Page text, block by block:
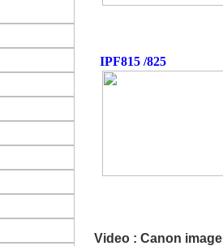
IPF815 /825
Video : Canon